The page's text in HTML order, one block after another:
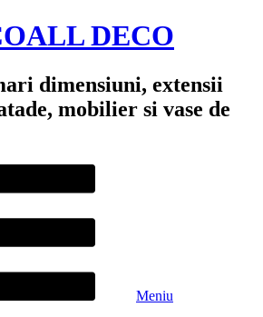
ALL DECO
dimensiuni, extensii
mobilier si vase de
Meniu